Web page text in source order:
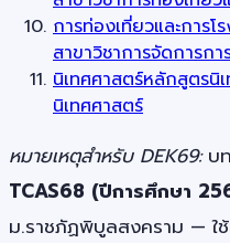
การท่องเที่ยวและการ
สาขาวิชาการจัดการกา
นิเทศศาสตร์หลักสูตรนิ
นิเทศศาสตร์
หมายเหตุสำหรับ DEK69:บท
TCAS68 (ปีการศึกษา
ม.ราชภัฏพิบูลสงคราม — ใ